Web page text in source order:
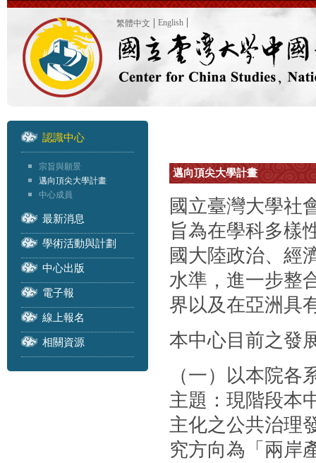
繁體中文 English
認識中心
宗旨與願景
邁向頂尖大學計畫
中心成員
最新消息
學術活動與計劃
中心出版
電子報
線上報名
相關資源
邁向頂尖大學計畫
國立臺灣大學社
旨為在學科多樣
國大陸政治、經
水準，進一步整
界以及在亞洲具
本中心目前之發
（一）以本院
主題：現階段本
主化之公共治理
究方向為「兩岸